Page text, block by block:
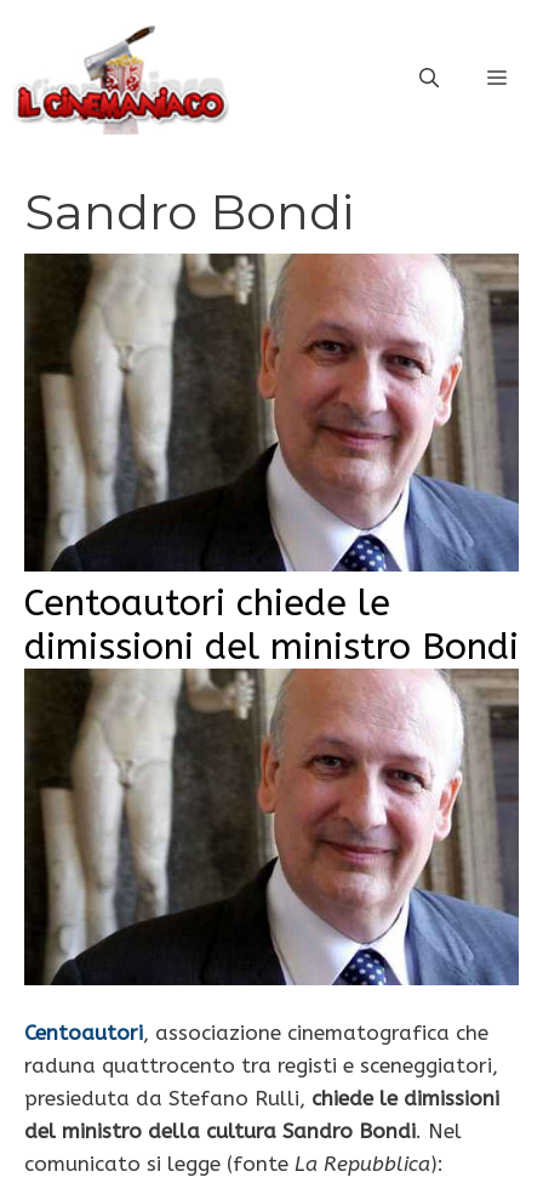
contenuto
Sandro Bondi
Centoautori chiede le
dimissioni del ministro Bondi
Centoautori, associazione cinematografica che
raduna quattrocento tra registi e sceneggiatori,
presieduta da Stefano Rulli, chiede le dimissioni
del ministro della cultura Sandro Bondi. Nel
comunicato si legge (fonte La Repubblica):